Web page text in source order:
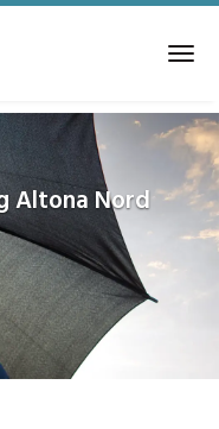
Altona Nord